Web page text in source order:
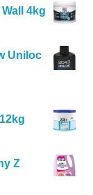
4kg
Uniloc
Z